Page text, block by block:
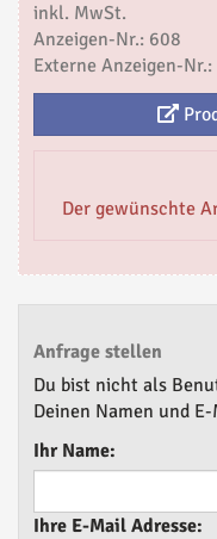
inkl. MwSt.
Anzeigen-Nr.: 608
Externe Anzeigen-
Der gewünschte
Anfrage stellen
Du bist nicht als
Deinen Namen und
Ihr Name:
Ihre E-Mail Adresse: